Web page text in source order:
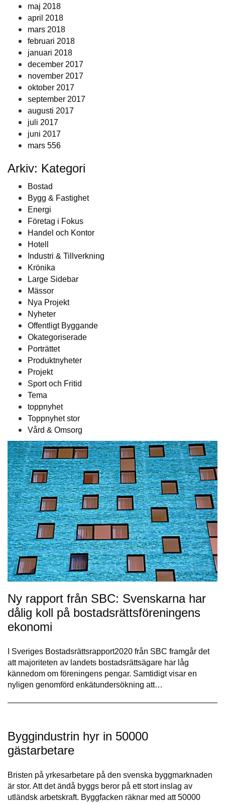
maj 2018
april 2018
mars 2018
februari 2018
januari 2018
december 2017
november 2017
oktober 2017
september 2017
augusti 2017
juli 2017
juni 2017
mars 556
Arkiv: Kategori
Bostad
Bygg & Fastighet
Energi
Företag i Fokus
Handel och Kontor
Hotell
Industri & Tillverkning
Krönika
Large Sidebar
Mässor
Nya Projekt
Nyheter
Offentligt Byggande
Okategoriserade
Porträttet
Produktnyheter
Projekt
Sport och Fritid
Tema
toppnyhet
Toppnyhet stor
Vård & Omsorg
Ny rapport från SBC: Svenskarna har
dålig koll på bostadsrättsföreningens
ekonomi
I Sveriges Bostadsrättsrapport2020 från SBC framgår det
att majoriteten av landets bostadsrättsägare har låg
kännedom om föreningens pengar. Samtidigt visar en
nyligen genomförd enkätundersökning att…
Byggindustrin hyr in 50000
gästarbetare
Bristen på yrkesarbetare på den svenska byggmarknaden
är stor. Att det ändå byggs beror på ett stort inslag av
utländsk arbetskraft. Byggfacken räknar med att 50000